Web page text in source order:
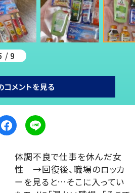
/ 9
メントを見る
体調不良で仕事を休んだ女
性 →回復後、職場のロッカ
ーを見ると…そこに入ってい